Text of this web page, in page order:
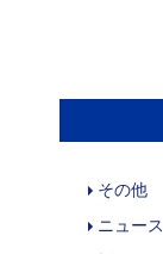
その他
ニュース